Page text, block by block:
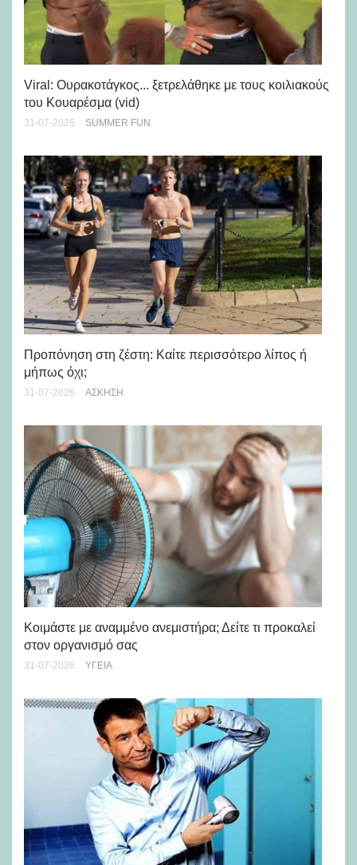
Viral: Ουρακοτάγκος... ξετρελάθηκε με τους κοιλιακούς
του Κουαρέσμα (vid)
31-07-2026 SUMMER FUN
Προπόνηση στη ζέστη: Καίτε περισσότερο λίπος ή
μήπως όχι;
31-07-2026 ΆΣΚΗΣΗ
Κοιμάστε με αναμμένο ανεμιστήρα; Δείτε τι προκαλεί
στον οργανισμό σας
31-07-2026 ΥΓΕΊΑ